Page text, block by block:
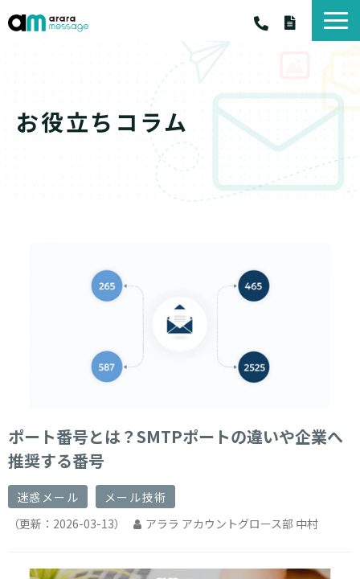
アララ メッセージ
アララ メッセ－ジ サービス一覧
料金・プラン
お客様の声
お役立ちコラム
お知らせ
お役立ちコラム
ポート番号とは？SMTPポートの違いや企業へ
推奨する番号
迷惑メール
メール技術
（更新： 2026-03-13） アララ アカウントグロース部 中村